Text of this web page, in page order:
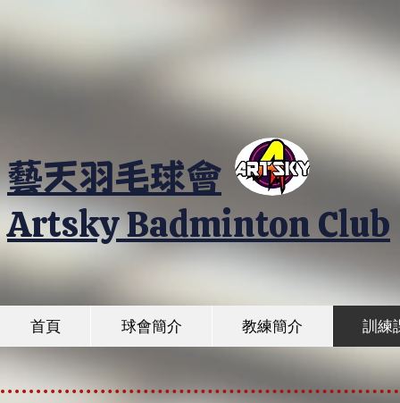
藝天羽毛球會
Artsky Badminton Club
首頁 球會簡介 教練簡介 訓練